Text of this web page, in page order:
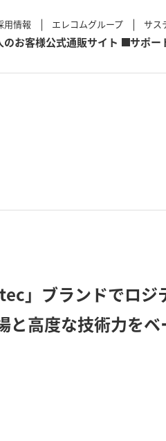
用情報 エレコムグループ サス
のお客様公式通販サイト サポー
」ブランドでロジ
と高度な技術力をベ